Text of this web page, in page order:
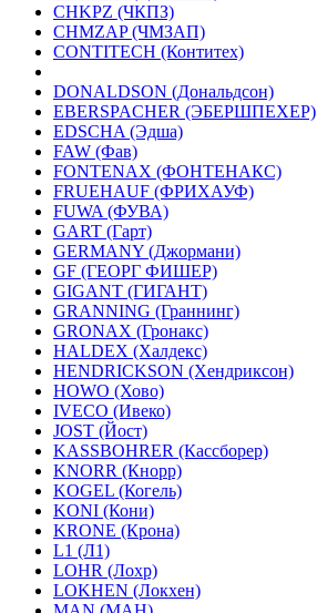
CHKPZ (ЧКПЗ)
CHMZAP (ЧМЗАП)
CONTITECH (Контитех)
DONALDSON (Дональдсон)
EBERSPACHER (ЭБЕРШПЕХЕР)
EDSCHA (Эдша)
FAW (Фав)
FONTENAX (ФОНТЕНАКС)
FRUEHAUF (ФРИХАУФ)
FUWA (ФУВА)
GART (Гарт)
GERMANY (Джормани)
GF (ГЕОРГ ФИШЕР)
GIGANT (ГИГАНТ)
GRANNING (Граннинг)
GRONAX (Гронакс)
HALDEX (Халдекс)
HENDRICKSON (Хендриксон)
HOWO (Хово)
IVECO (Ивеко)
JOST (Йост)
KASSBOHRER (Касcборер)
KNORR (Кнорр)
KOGEL (Когель)
KONI (Кони)
KRONE (Крона)
L1 (Л1)
LOHR (Лохр)
LOKHEN (Локхен)